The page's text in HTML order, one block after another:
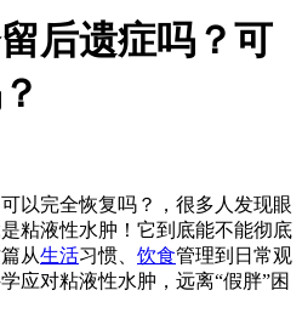
后遗症吗？可
以完全恢复吗？，很多人发现眼
粘液性水肿！它到底能不能彻底
从生活习惯、 饮食管理到日常观
应对粘液性水肿，远离“假胖”困